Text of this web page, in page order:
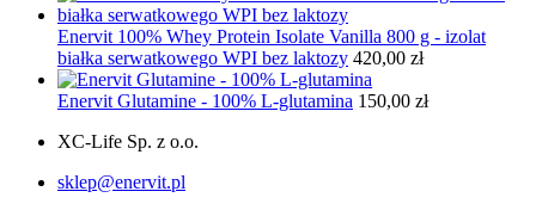
Enervit 100% Whey Protein Isolate Vanilla 800 g - izolat
białka serwatkowego WPI bez laktozy 420,00 zł
Enervit Glutamine - 100% L-glutamina 150,00 zł
XC-Life Sp. z o.o.
sklep@enervit.pl